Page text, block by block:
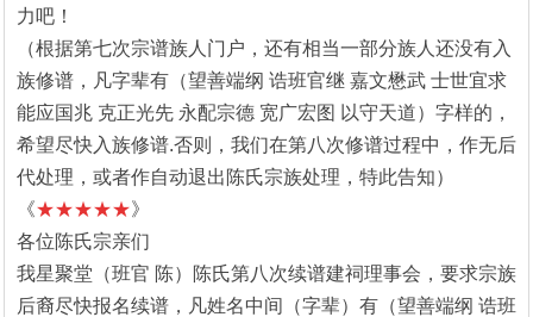
力吧！
（根据第七次宗谱族人门户，还有相当一部分族人还没有入
族修谱，凡字辈有（望善端纲 诰班官继 嘉文懋武 士世宜求
能应国兆 克正光先 永配宗德 宽广宏图 以守天道）字样的，
希望尽快入族修谱.否则，我们在第八次修谱过程中，作无后
代处理，或者作自动退出陈氏宗族处理，特此告知）
《★★★★★》
各位陈氏宗亲们
我星聚堂（班官 陈）陈氏第八次续谱建祠理事会，要求宗族
后裔尽快报名续谱，凡姓名中间（字辈）有（望善端纲 诰班